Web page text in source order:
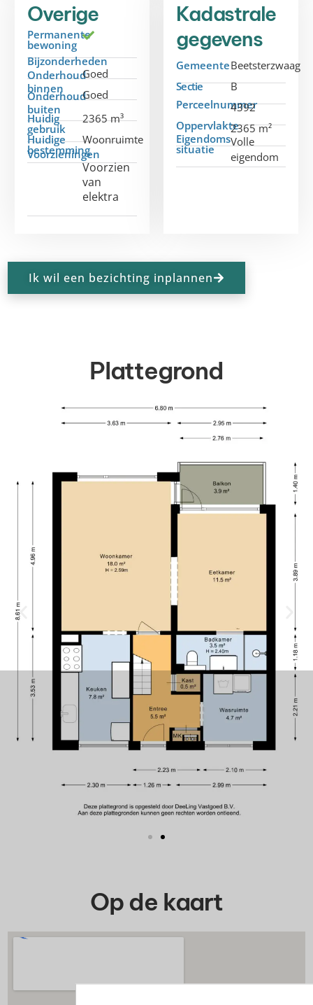
Overige
Permanente
bewoning
Bijzonderheden
Onderhoud
binnen
Goed
Onderhoud
buiten
Goed
Huidig
gebruik
2365 m³
Huidige
bestemming
Woonruimte
Voorzieningen
Voorzien
van
elektra
Kadastrale
gegevens
GemeenteBeetsterzwaag
Sectie
B
Perceelnummer
4392
Oppervlakte2365 m²
Eigendoms
situatie
Volle
eigendom
Ik wil een bezichting inplannen
Plattegrond
Op de kaart